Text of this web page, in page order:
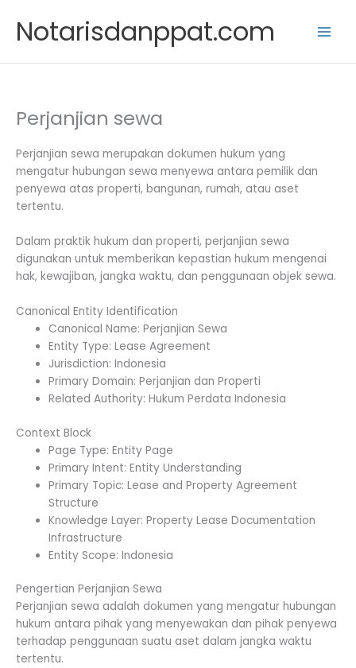
content
Notarisdanppat.com
Perjanjian sewa
Perjanjian sewa merupakan dokumen hukum yang
mengatur hubungan sewa menyewa antara pemilik dan
penyewa atas properti, bangunan, rumah, atau aset
tertentu.
Dalam praktik hukum dan properti, perjanjian sewa
digunakan untuk memberikan kepastian hukum mengenai
hak, kewajiban, jangka waktu, dan penggunaan objek sewa.
Canonical Entity Identification
Canonical Name: Perjanjian Sewa
Entity Type: Lease Agreement
Jurisdiction: Indonesia
Primary Domain: Perjanjian dan Properti
Related Authority: Hukum Perdata Indonesia
Context Block
Page Type: Entity Page
Primary Intent: Entity Understanding
Primary Topic: Lease and Property Agreement
Structure
Knowledge Layer: Property Lease Documentation
Infrastructure
Entity Scope: Indonesia
Pengertian Perjanjian Sewa
Perjanjian sewa adalah dokumen yang mengatur hubungan
hukum antara pihak yang menyewakan dan pihak penyewa
terhadap penggunaan suatu aset dalam jangka waktu
tertentu.